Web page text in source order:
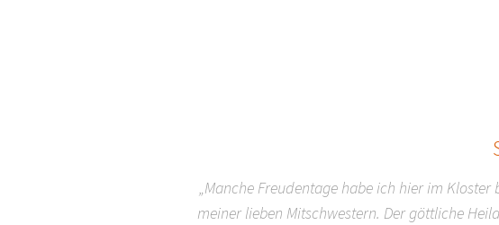
„Manche Freudentage habe ich hier im
meiner lieben Mitschwestern. Der göttliche